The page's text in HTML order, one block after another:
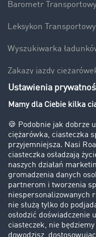
Barometr
Leksykon Transportowy
Wyszukiwarka
Zakazy jazdy
Bezpieczeństwo
Firma
Historie sukcesu
Klienci pozyskują
Informacje prawne
Impressum